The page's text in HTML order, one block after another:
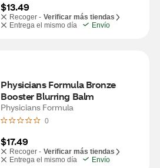
$13.49
Recoger - Verificar más tiendas
Entrega el mismo día
Envío
Physicians Formula Bronze
Booster Blurring Balm
Physicians Formula
0
$17.49
Recoger - Verificar más tiendas
Entrega el mismo día
Envío